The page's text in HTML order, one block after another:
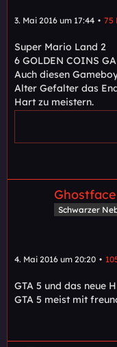
3. Mai 2016 um 17:44 75
Super Mario Land 2
6 GOLDEN COINS
Auch diesen
Alter Gefalter das
Hart zu meistern.
Ghostface
Schwarzer
4. Mai 2016 um 20:20
GTA 5 und das neue
GTA 5 meist mit